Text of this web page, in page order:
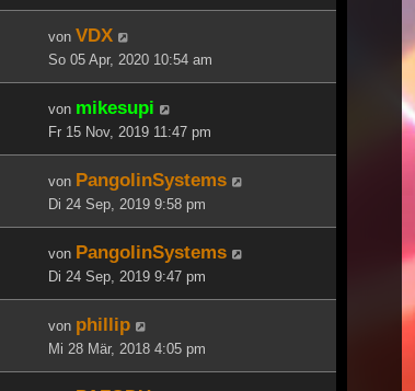
von VDX
So 05 Apr, 2020 10:54 am
von mikesupi
Fr 15 Nov, 2019 11:47 pm
von PangolinSystems
Di 24 Sep, 2019 9:58 pm
von PangolinSystems
Di 24 Sep, 2019 9:47 pm
von phillip
Mi 28 Mär, 2018 4:05 pm